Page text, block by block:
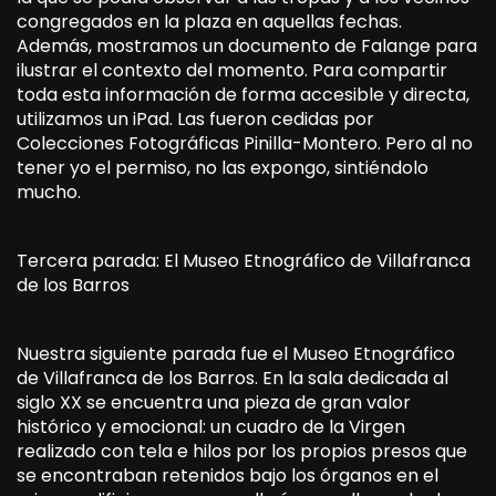
congregados en la plaza en aquellas fechas.
Además, mostramos un documento de Falange para
ilustrar el contexto del momento. Para compartir
toda esta información de forma accesible y directa,
utilizamos un iPad. Las fueron cedidas por
Colecciones Fotográficas Pinilla-Montero. Pero al no
tener yo el permiso, no las expongo, sintiéndolo
mucho.
Tercera parada: El Museo Etnográfico de Villafranca
de los Barros
Nuestra siguiente parada fue el Museo Etnográfico
de Villafranca de los Barros. En la sala dedicada al
siglo XX se encuentra una pieza de gran valor
histórico y emocional: un cuadro de la Virgen
realizado con tela e hilos por los propios presos que
se encontraban retenidos bajo los órganos en el